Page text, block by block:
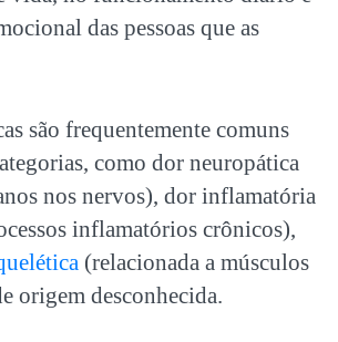
das pessoas que as
são frequentemente comuns
como dor neuropática
nos nervos), dor inflamatória
inflamatórios crônicos),
(relacionada a músculos
origem desconhecida.